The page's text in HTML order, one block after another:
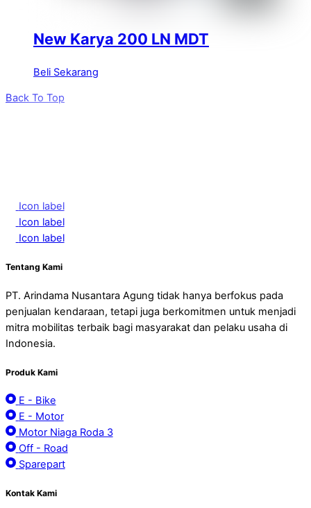
New Karya 200 LN MDT
Beli Sekarang
Back To Top
Icon label
Icon label
Icon label
Tentang Kami
PT. Arindama Nusantara Agung tidak hanya berfokus pada
penjualan kendaraan, tetapi juga berkomitmen untuk menjadi
mitra mobilitas terbaik bagi masyarakat dan pelaku usaha di
Indonesia.
Produk Kami
E - Bike
E - Motor
Motor Niaga Roda 3
Off - Road
Sparepart
Kontak Kami